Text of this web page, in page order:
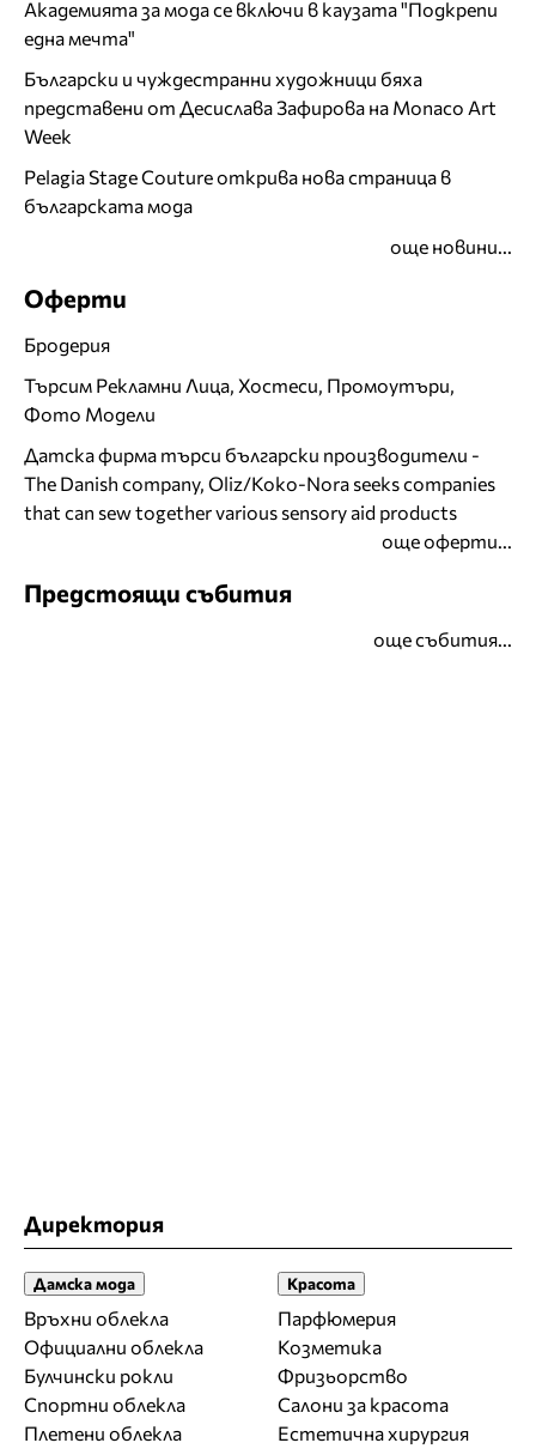
Академията за мода се включи в каузата "Подкрепи
една мечта"
Български и чуждестранни художници бяха
представени от Десислава Зафирова на Monaco Art
Week
Pelagia Stage Couture открива нова страница в
българската мода
още новини...
Оферти
Бродерия
Търсим Рекламни Лица, Хостеси, Промоутъри,
Фото Модели
Датска фирма търси български производители -
The Danish company, Oliz/Koko-Nora seeks companies
that can sew together various sensory aid products
още оферти...
Предстоящи събития
още събития...
Директория
Дамска мода
Връхни облекла
Официални облекла
Булчински рокли
Спортни облекла
Плетени облекла
Красота
Парфюмерия
Козметика
Фризьорство
Салони за красота
Естетична хирургия